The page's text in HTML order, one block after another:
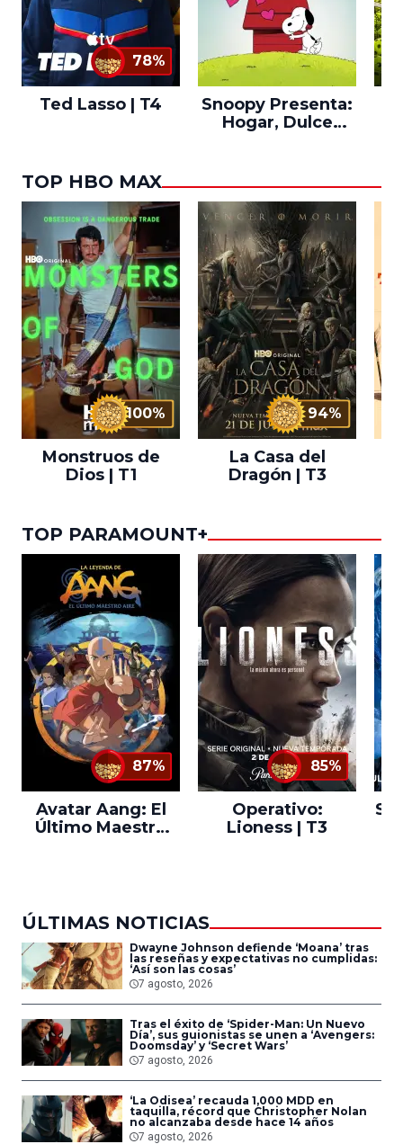
78%
Ted Lasso | T4
Snoopy Presenta:
Hogar, Dulce
TOP HBO MAX
100%
Monstruos de
Dios | T1
94%
La Casa del
Dragón | T3
TOP PARAMOUNT+
87%
Avatar Aang: El
Último Maestro
85%
Operativo:
Lioness | T3
ÚLTIMAS NOTICIAS
Dwayne Johnson defiende ‘Moana’ tras
las reseñas y expectativas no cumplidas:
‘Así son las cosas’
7 agosto, 2026
Tras el éxito de ‘Spider-Man: Un Nuevo
Día’, sus guionistas se unen a ‘Avengers:
Doomsday’ y ‘Secret Wars’
7 agosto, 2026
‘La Odisea’ recauda 1,000 MDD en
taquilla, récord que Christopher Nolan
no alcanzaba desde hace 14 años
7 agosto, 2026